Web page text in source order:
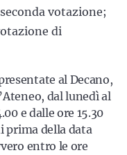
votazione;
di
al Decano,
dal lunedì al
e dalle ore 15.30
prima della data
entro le ore